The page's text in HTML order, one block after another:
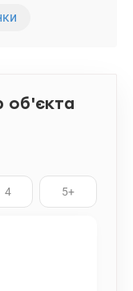
об'єкта
4 5+